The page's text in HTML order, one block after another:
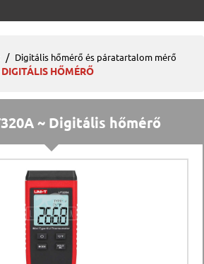
Digitális hőmérő és páratartalom mérő
HŐMÉRŐ
~ Digitális hőmérő